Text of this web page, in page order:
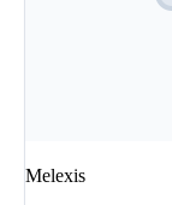
Melexis